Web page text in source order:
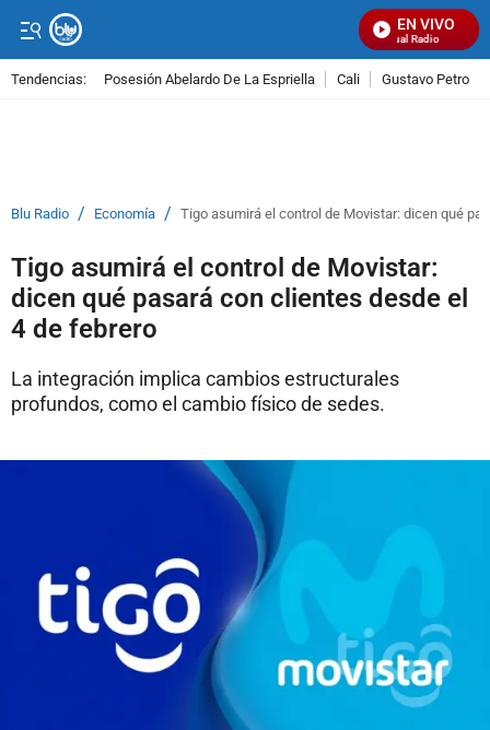
EN VIVO
Señal Visual Radio
Tendencias: Posesión Abelardo De La Espriella Cali Gustavo Petro
Blu Radio / Economía / Tigo asumirá el control de Movistar: dicen qué
Tigo asumirá el control de Movistar:
dicen qué pasará con clientes desde el
4 de febrero
La integración implica cambios estructurales
profundos, como el cambio físico de sedes.